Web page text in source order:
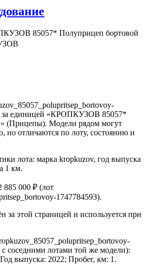
85057* Полуприцеп бортовой
за единицей «КРОПКУЗОВ 85057*
(Прицепы). Модели рядом могут
но отличаются по лоту, состоянию и
лота: марка kropkuzov, год выпуска
1 км.
000 ₽ (лот
1747784593).
за этой страницей и используется при
с соседними лотами той же модели):
выпуска: 2022; Пробег, км: 1.